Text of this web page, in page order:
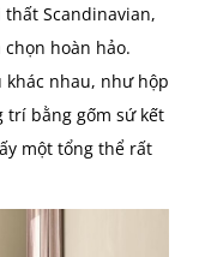
Scandinavian,
hoàn hảo.
khác nhau, như hộp
bằng gốm sứ kết
một tổng thể rất